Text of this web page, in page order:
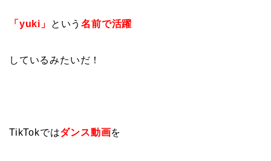
「yuki」 という名前で活躍
しているみたいだ！
TikTokではダンス動画を